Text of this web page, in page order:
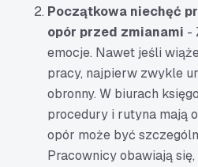
Początkowa niechęć
opór przed zmianami -
emocje. Nawet jeśli
pracy, najpierw zwykle
obronny. W biurach
procedury i rutyna mają
opór może być
Pracownicy obawiają